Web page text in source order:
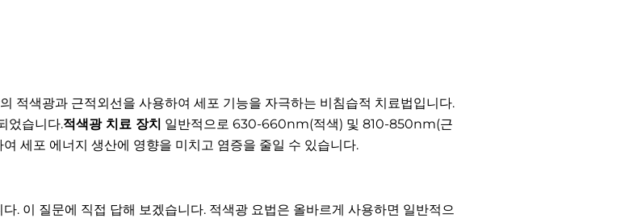
적색광과 근적외선을 사용하여 세포 기능을 자극하는 비침습적 치료법입니다.
었습니다.적색광 치료 장치 일반적으로 630-660nm(적색) 및 810-850nm(근
세포 에너지 생산에 영향을 미치고 염증을 줄일 수 있습니다.
. 이 질문에 직접 답해 보겠습니다. 적색광 요법은 올바르게 사용하면 일반적으